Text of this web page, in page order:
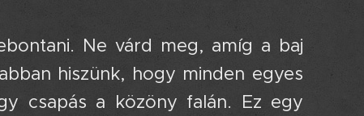
Ne várd meg, amíg a baj
hiszünk, hogy minden egyes
csapás a közöny falán. Ez egy